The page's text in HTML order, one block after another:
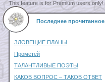
This feature is for Premium users only!
Последнее прочитанное
ЗЛОВЕЩИЕ ПЛАНЫ
Прометей
ТАЛАНТЛИВЫЕ ПОЭТЫ
КАКОВ ВОПРОС – ТАКОВ ОТВЕТ